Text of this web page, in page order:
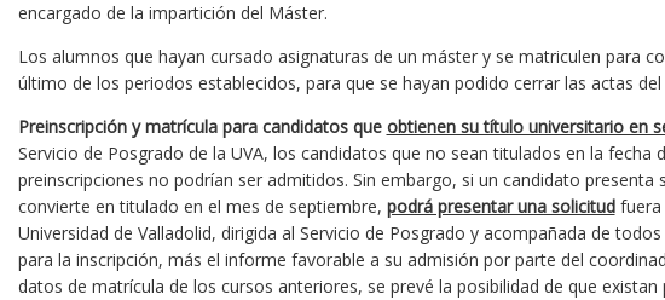
encargado de la impartición del Máster.
Los alumnos que hayan cursado asignaturas de un máster y se matriculen para
último de los periodos establecidos, para que se hayan podido cerrar las actas
Preinscripción y matrícula para candidatos que obtienen su título universitario en
Servicio de Posgrado de la UVA, los candidatos que no sean titulados en la fecha
preinscripciones no podrían ser admitidos. Sin embargo, si un candidato
convierte en titulado en el mes de septiembre, podrá presentar una solicitudfuera
Universidad de Valladolid, dirigida al Servicio de Posgrado y acompañada de
para la inscripción, más el informe favorable a su admisión por parte del
datos de matrícula de los cursos anteriores, se prevé la posibilidad de que existan